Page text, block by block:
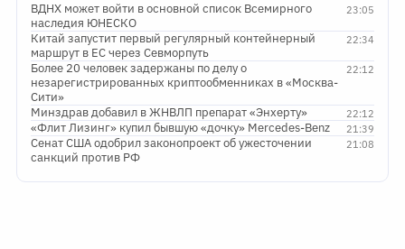
23:05
ВДНХ может войти в основной список Всемирного
наследия ЮНЕСКО
22:34
Китай запустит первый регулярный контейнерный
маршрут в ЕС через Севморпуть
22:12
Более 20 человек задержаны по делу о
незарегистрированных криптообменниках в «Москва-
Сити»
22:12
Минздрав добавил в ЖНВЛП препарат «Энхерту»
21:39
«Флит Лизинг» купил бывшую «дочку» Mercedes-Benz
21:08
Сенат США одобрил законопроект об ужесточении
санкций против РФ